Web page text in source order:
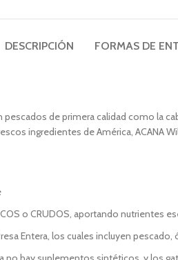
DESCRIPCIÓN FORMAS DE
de primera calidad como la
ingredientes de América, ACANA
o CRUDOS, aportando nutrientes
Entera, los cuales incluyen